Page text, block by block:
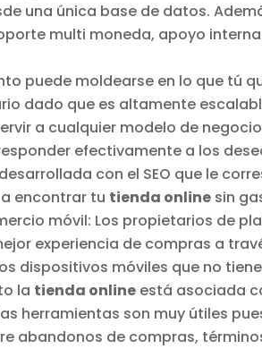
una única base de datos.
multi moneda, apoyo
puede moldearse en lo que tú
dado que es altamente
a cualquier modelo de
efectivamente a los
con el SEO que le
encontrar tu tienda online sin
móvil: Los propietarios de
experiencia de compras a
dispositivos móviles que no
la tienda online está asociada
herramientas son muy útiles
abandonos de compras,